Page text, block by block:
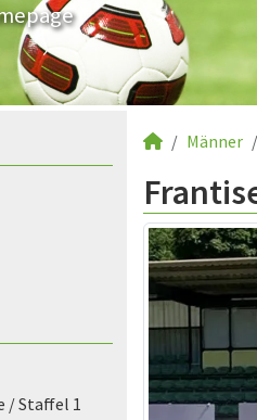
/ Staffel 1
Männer